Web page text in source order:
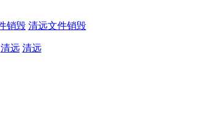
销毁 清远文件销毁
清远 清远